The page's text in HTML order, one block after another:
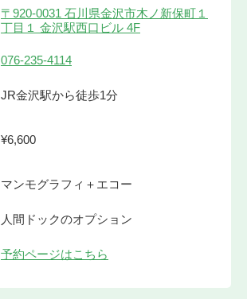
〒920-0031 石川県金沢市木ノ新保町１
丁目１ 金沢駅西口ビル 4F
076-235-4114
JR金沢駅から徒歩1分
¥6,600
マンモグラフィ＋エコー
人間ドックのオプション
予約ページはこちら